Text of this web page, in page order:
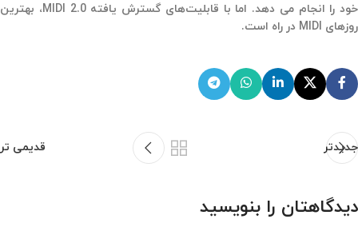
خود را انجام می دهد. اما با قابلیت‌های گسترش یافته MIDI 2.0، بهترین
روزهای MIDI در راه است.
جدیدتر قدیمی تر
دیدگاهتان را بنویسید